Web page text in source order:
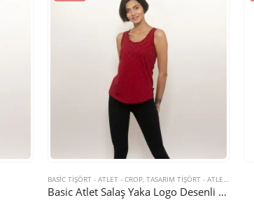
BASIC TIŞÖRT - ATLET - CROP TASARIM TIŞÖRT - ATLET - CROP
Basic Atlet Salaş Yaka Logo Desenli – Kırmızı